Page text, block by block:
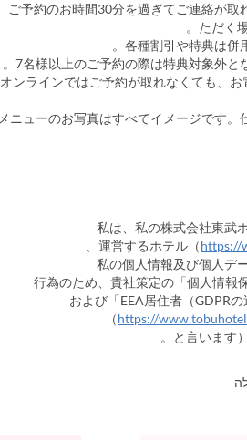
▶ご予約のお時間30分を過ぎてご連絡が
ただく
※オンラインではご予約が取れなくても、
▶メニューのお写真はすべてイメージです
私は、私の株式会社東武
運営するホテル（https://
私の個人情報及び個人デ
行為のため、貴社策定の「個人情報
および「EEA居住者（GDPR
（https://
と言います